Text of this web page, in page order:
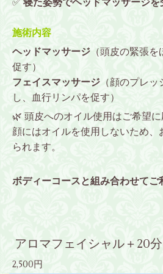
✅ 寝た姿勢でヘッドマッサージを
施術内容
ヘッドマッサージ （頭皮の緊張
促す）
フェイスマッサージ （顔のプレ
し、血行リンパを促す）
🌿 頭皮へのオイル使用はご希望
顔にはオイルを使用しないため、
られます。
ボディーコースと組み合わせてご
アロマフェイシャル＋20分
2,500円